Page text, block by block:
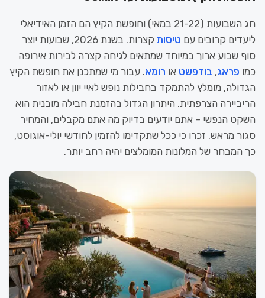
חג השבועות (21-22 במאי) וחופשת הקיץ הם הזמן האידיאלי
ליעדים קרובים עם טיסות
קצרות. בשנת 2026, שבועות יוצר
סוף שבוע ארוך במיוחד שמתאים לגיחה קצרה לבירות אירופה
כמו פראג, בודפשט או רומא. עבור מי שמתכנן את חופשת הקיץ
הגדולה, מומלץ להתמקד בחבילות נופש לאיי יוון או לאזור
הריביירה הצרפתית. היתרון הגדול בהזמנת חבילה מובנית הוא
השקט הנפשי – אתם יודעים בדיוק מה אתם מקבלים, והמחיר
סגור מראש. זכרו כי ככל שתקדימו להזמין לחודשי יולי-אוגוסט,
כך המבחר של המלונות המומלצים יהיה רחב יותר.